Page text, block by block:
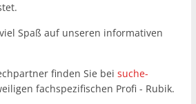
Spaß auf unseren informativen
finden Sie bei suche-
fachspezifischen Profi - Rubik.